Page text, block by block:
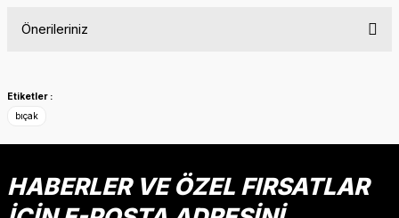
Önerileriniz
konularda yetersiz gördüğünüz noktaları öneri formunu
Görüş ve önerileriniz için teşekkür ederiz.
Ürün resmi kalitesiz, bozuk veya görüntülenemiyor.
Ürün açıklamasında eksik bilgiler bulunuyor.
Etiketler :
bıçak
HABERLER VE ÖZEL FIRSATLAR